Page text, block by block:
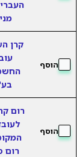
הוסף
קרן
הוסף
רום
רום